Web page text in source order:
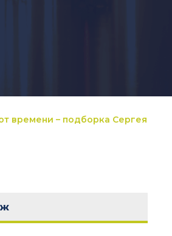
времени – подборка Сергея